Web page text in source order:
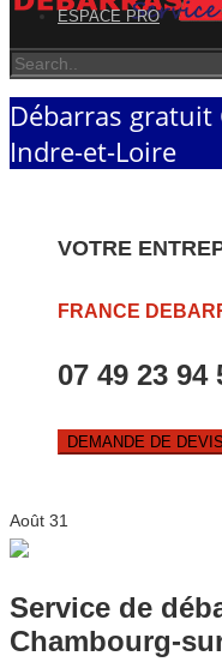
ESPACE PRO
Débarras
Indre-et-Loire
VOTRE
FRANCE
07 49 23 94
DEMANDE DE
Août 31
Service de
Chambourg-